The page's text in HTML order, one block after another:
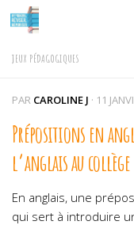
Skip to content
JEUX PÉDAGOGIQUES
PAR CAROLINE J · 11
Prépositions en
l’anglais au collège
En anglais, une
qui sert à introduire